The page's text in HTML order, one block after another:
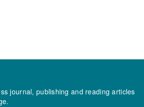
journal, publishing and reading articles